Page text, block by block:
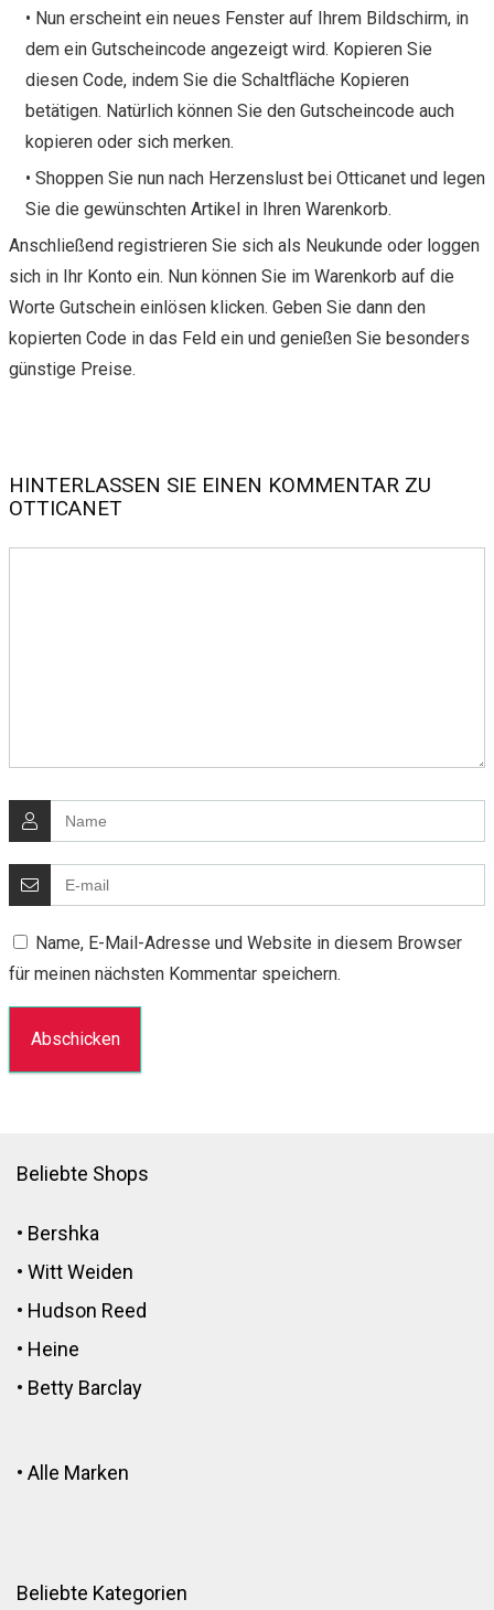
• Nun erscheint ein neues Fenster auf Ihrem Bildschirm, in
dem ein Gutscheincode angezeigt wird. Kopieren Sie
diesen Code, indem Sie die Schaltfläche Kopieren
betätigen. Natürlich können Sie den Gutscheincode auch
kopieren oder sich merken.
• Shoppen Sie nun nach Herzenslust bei Otticanet und legen
Sie die gewünschten Artikel in Ihren Warenkorb.
Anschließend registrieren Sie sich als Neukunde oder loggen
sich in Ihr Konto ein. Nun können Sie im Warenkorb auf die
Worte Gutschein einlösen klicken. Geben Sie dann den
kopierten Code in das Feld ein und genießen Sie besonders
günstige Preise.
HINTERLASSEN SIE EINEN KOMMENTAR ZU
OTTICANET
Name, E-Mail-Adresse und Website in diesem Browser
für meinen nächsten Kommentar speichern.
Beliebte Shops
• Bershka
• Witt Weiden
• Hudson Reed
• Heine
• Betty Barclay
• Alle Marken
Beliebte Kategorien